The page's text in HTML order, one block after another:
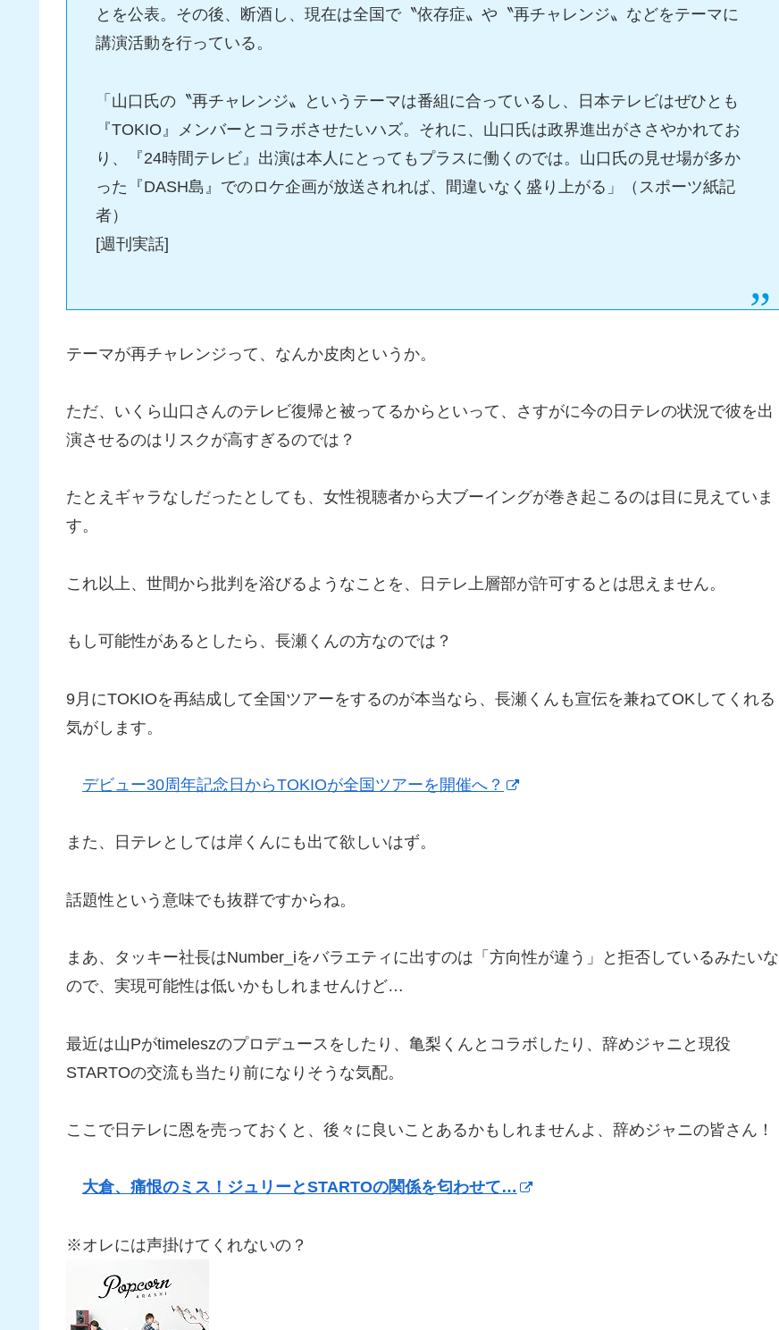
とを公表。その後、断酒し、現在は全国で〝依存症〟や〝再チャレンジ〟などをテーマに
講演活動を行っている。
「山口氏の〝再チャレンジ〟というテーマは番組に合っているし、日本テレビはぜひとも
『TOKIO』メンバーとコラボさせたいハズ。それに、山口氏は政界進出がささやかれてお
り、『24時間テレビ』出演は本人にとってもプラスに働くのでは。山口氏の見せ場が多か
った『DASH島』でのロケ企画が放送されれば、間違いなく盛り上がる」（スポーツ紙記
者）
[週刊実話]
テーマが再チャレンジって、なんか皮肉というか。
ただ、いくら山口さんのテレビ復帰と被ってるからといって、さすがに今の日テレの状況で彼を出
演させるのはリスクが高すぎるのでは？
たとえギャラなしだったとしても、女性視聴者から大ブーイングが巻き起こるのは目に見えていま
す。
これ以上、世間から批判を浴びるようなことを、日テレ上層部が許可するとは思えません。
もし可能性があるとしたら、長瀬くんの方なのでは？
9月にTOKIOを再結成して全国ツアーをするのが本当なら、長瀬くんも宣伝を兼ねてOKしてくれる
気がします。
デビュー30周年記念日からTOKIOが全国ツアーを開催へ？
また、日テレとしては岸くんにも出て欲しいはず。
話題性という意味でも抜群ですからね。
まあ、タッキー社長はNumber_iをバラエティに出すのは「方向性が違う」と拒否しているみたいな
ので、実現可能性は低いかもしれませんけど…
最近は山Pがtimeleszのプロデュースをしたり、亀梨くんとコラボしたり、辞めジャニと現役
STARTOの交流も当たり前になりそうな気配。
ここで日テレに恩を売っておくと、後々に良いことあるかもしれませんよ、辞めジャニの皆さん！
大倉、痛恨のミス！ジュリーとSTARTOの関係を匂わせて…
※オレには声掛けてくれないの？